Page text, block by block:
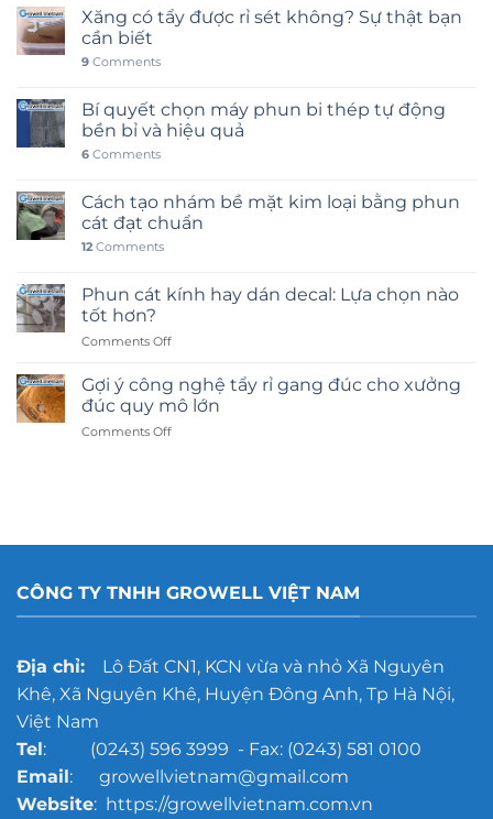
Xăng có tẩy được rỉ sét không? Sự thật bạn
cần biết
9 Comments
Bí quyết chọn máy phun bi thép tự động
bền bỉ và hiệu quả
6 Comments
Cách tạo nhám bề mặt kim loại bằng phun
cát đạt chuẩn
12Comments
Phun cát kính hay dán decal: Lựa chọn nào
tốt hơn?
Comments Offon
cát
kính
hay
dán
hơn?
Gợi ý công nghệ tẩy rỉ gang đúc cho xưởng
đúc quy mô lớn
Comments Offon
rỉ
cho
xưởng
mô
lớn
CÔNG TY TNHH GROWELL VIỆT NAM
Địa chỉ:Lô Đất CN1, KCN vừa và nhỏ Xã Nguyên
Khê, Xã Nguyên Khê, Huyện Đông Anh, Tp Hà Nội,
Việt Nam
Tel: (0243) 596 3999 - Fax: (0243) 581 0100
Email: growellvietnam@gmail.com
Website: https://growellvietnam.com.vn